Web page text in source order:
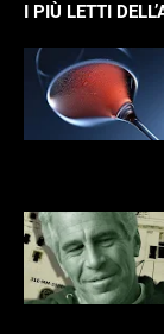
I PIÙ LETTI